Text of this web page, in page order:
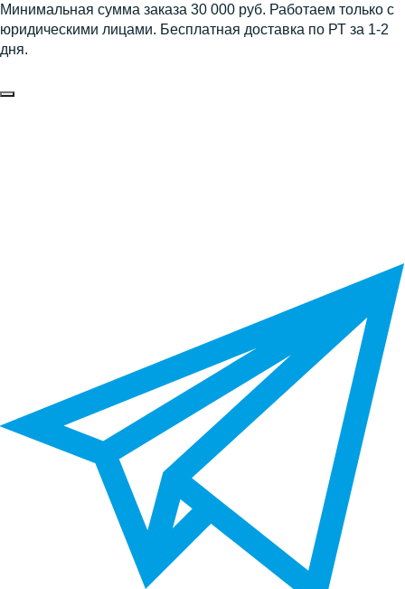
Минимальная сумма заказа 30 000 руб. Работаем только с
юридическими лицами. Бесплатная доставка по РТ за 1-2
дня.